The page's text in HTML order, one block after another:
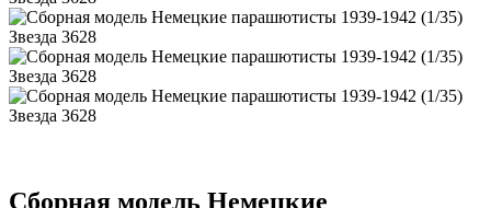
Сборная модель Немецкие